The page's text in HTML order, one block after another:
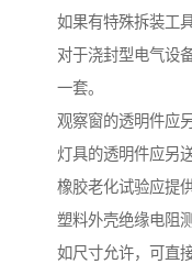
如果有特殊拆装工
对于浇封型电气设
一套。
观察窗的透明件应
灯具的透明件应另
橡胶老化试验应提
塑料外壳绝缘电阻
如尺寸允许，可直